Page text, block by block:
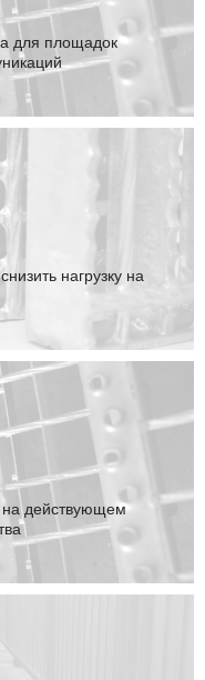
для площадок
нагрузку на
на действующем